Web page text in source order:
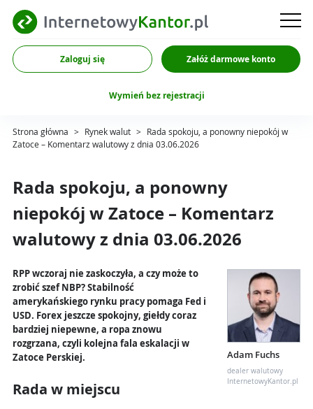
Zaloguj się Załóż darmowe konto
Wymień bez rejestracji
Strona główna > Rynek walut > Rada spokoju, a ponowny niepokój w
Zatoce – Komentarz walutowy z dnia 03.06.2026
Rada spokoju, a ponowny
niepokój w Zatoce – Komentarz
walutowy z dnia 03.06.2026
Adam Fuchs
dealer walutowy
InternetowyKantor.pl
RPP wczoraj nie zaskoczyła, a czy może to
zrobić szef NBP? Stabilność
amerykańskiego rynku pracy pomaga Fed i
USD. Forex jeszcze spokojny, giełdy coraz
bardziej niepewne, a ropa znowu
rozgrzana, czyli kolejna fala eskalacji w
Zatoce Perskiej.
Rada w miejscu